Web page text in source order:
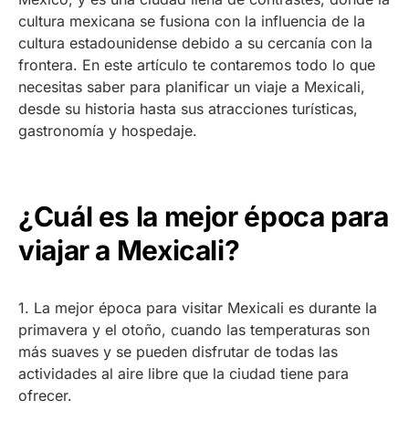
cultura mexicana se fusiona con la influencia de la
cultura estadounidense debido a su cercanía con la
frontera. En este artículo te contaremos todo lo que
necesitas saber para planificar un viaje a Mexicali,
desde su historia hasta sus atracciones turísticas,
gastronomía y hospedaje.
¿Cuál es la mejor época para
viajar a Mexicali?
1. La mejor época para visitar Mexicali es durante la
primavera y el otoño, cuando las temperaturas son
más suaves y se pueden disfrutar de todas las
actividades al aire libre que la ciudad tiene para
ofrecer.